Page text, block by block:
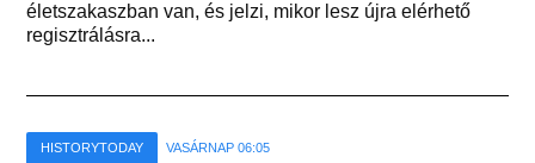
életszakaszban van, és jelzi, mikor lesz újra elérhető
regisztrálásra...
HISTORYTODAY VASÁRNAP 06:05